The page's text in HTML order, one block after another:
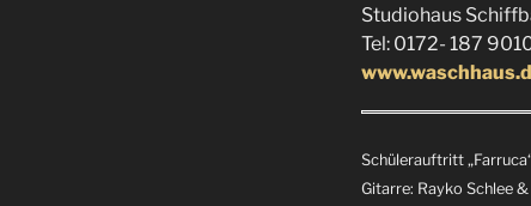
Studiohaus
Tel: 0172- 187
Schülerauftritt
Gitarre: Rayko Schlee